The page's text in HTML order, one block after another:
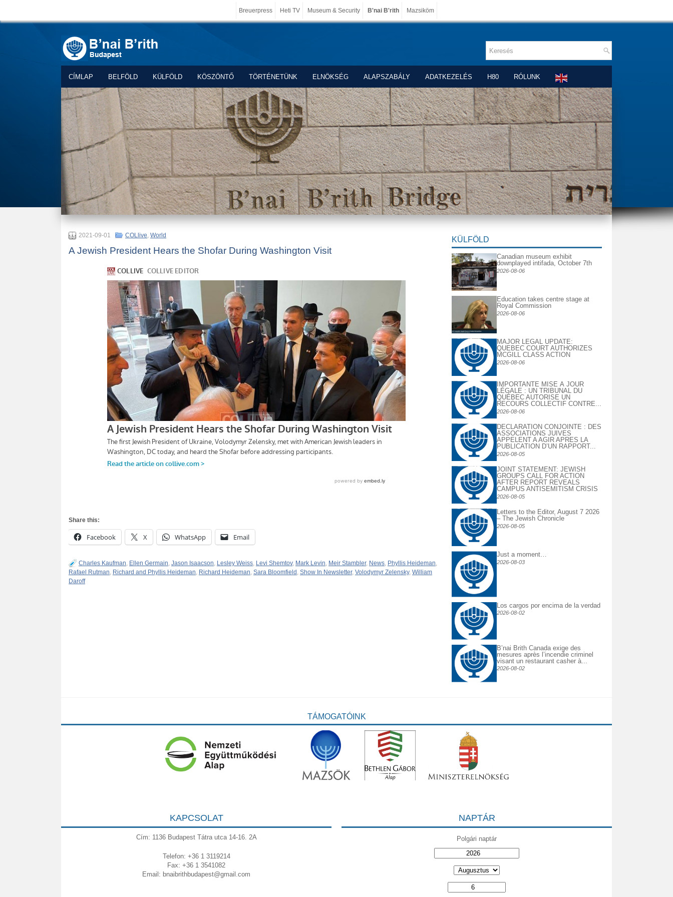
Breuerpress Heti TV Museum & Security B'nai B'rith Mazsiköm
CÍMLAP BELFÖLD KÜLFÖLD KÖSZÖNTŐ TÖRTÉNETÜNK ELNÖKSÉG ALAPSZABÁLY ADATKEZELÉS H80 RÓLUNK
2021-09-01 COLlive, World
A Jewish President Hears the Shofar During Washington Visit
Share this:
Facebook X WhatsApp Email
Charles Kaufman, Ellen Germain, Jason Isaacson, Lesley Weiss, Levi Shemtov, Mark Levin, Meir Stambler, News, Phyllis Heideman,
Rafael Rutman, Richard and Phyllis Heideman, Richard Heideman, Sara Bloomfield , Show In Newsletter, Volodymyr Zelensky, William
Daroff
KÜLFÖLD
Canadian museum exhibit
downplayed intifada, October 7th
2026-08-06
Education takes centre stage at
Royal Commission
2026-08-06
MAJOR LEGAL UPDATE:
QUEBEC COURT AUTHORIZES
MCGILL CLASS ACTION
2026-08-06
IMPORTANTE MISE À JOUR
LÉGALE : UN TRIBUNAL DU
QUÉBEC AUTORISE UN
RECOURS COLLECTIF CONTRE...
2026-08-06
DECLARATION CONJOINTE : DES
ASSOCIATIONS JUIVES
APPELENT A AGIR APRES LA
PUBLICATION D’UN RAPPORT...
2026-08-05
JOINT STATEMENT: JEWISH
GROUPS CALL FOR ACTION
AFTER REPORT REVEALS
CAMPUS ANTISEMITISM CRISIS
2026-08-05
Letters to the Editor, August 7 2026
– The Jewish Chronicle
2026-08-05
Just a moment…
2026-08-03
Los cargos por encima de la verdad
2026-08-02
B’nai Brith Canada exige des
mesures après l’incendie criminel
visant un restaurant casher à...
2026-08-02
TÁMOGATÓINK
KAPCSOLAT
Cím: 1136 Budapest Tátra utca 14-16. 2A
Telefon: +36 1 3119214
Fax: +36 1 3541082
Email: bnaibrithbudapest@gmail.com
NAPTÁR
Polgári naptár